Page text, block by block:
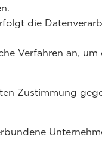
die
Verfahren an,
Zustimmung